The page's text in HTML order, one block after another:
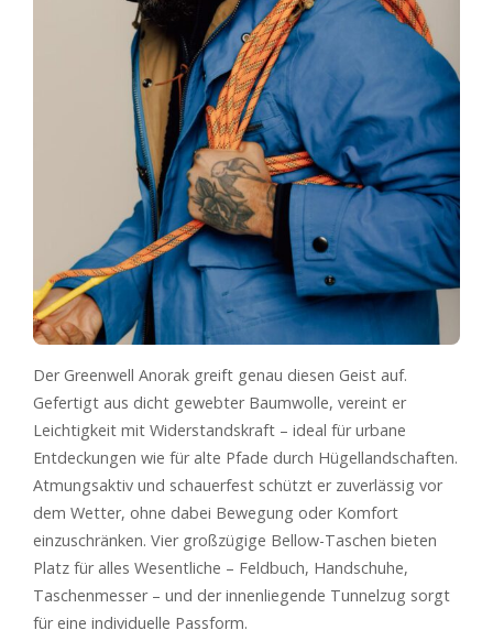
Der Greenwell Anorak greift genau diesen Geist auf.
Gefertigt aus dicht gewebter Baumwolle, vereint er
Leichtigkeit mit Widerstandskraft – ideal für urbane
Entdeckungen wie für alte Pfade durch Hügellandschaften.
Atmungsaktiv und schauerfest schützt er zuverlässig vor
dem Wetter, ohne dabei Bewegung oder Komfort
einzuschränken. Vier großzügige Bellow-Taschen bieten
Platz für alles Wesentliche – Feldbuch, Handschuhe,
Taschenmesser – und der innenliegende Tunnelzug sorgt
für eine individuelle Passform.